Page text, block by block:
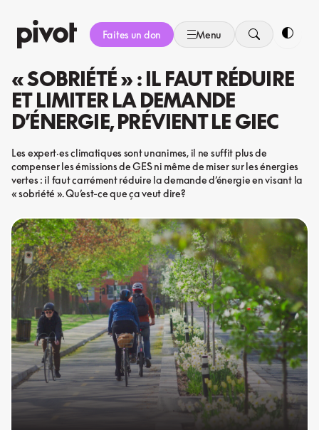
au
contenu
Faites un don Menu
« SOBRIÉTÉ » : IL FAUT RÉDUIRE
ET LIMITER LA DEMANDE
D’ÉNERGIE, PRÉVIENT LE GIEC
Les expert·es climatiques sont unanimes, il ne suffit plus de
compenser les émissions de GES ni même de miser sur les énergies
vertes : il faut carrément réduire la demande d’énergie en visant la
« sobriété ». Qu’est-ce que ça veut dire?